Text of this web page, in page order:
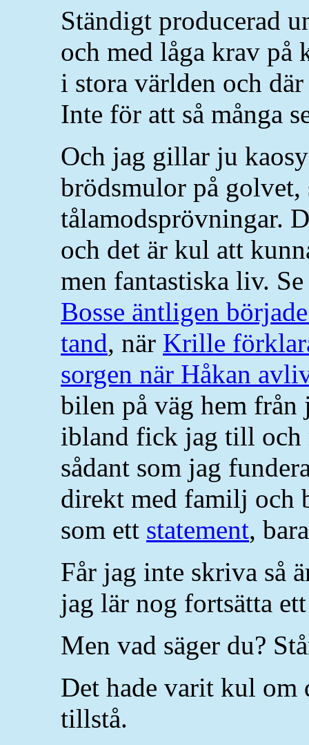
Ständigt producerad
och med låga krav på
i stora världen och
Inte för att så många
Och jag gillar ju
brödsmulor på golvet,
tålamodsprövningar.
och det är kul att
men fantastiska liv.
Bosse äntligen
tand, när Krille
sorgen när Håkan
bilen på väg hem från
ibland fick jag till och
sådant som jag
direkt med familj och
som ett statement,
Får jag inte skriva så
jag lär nog fortsätta
Men vad säger du?
Det hade varit kul om
tillstå.